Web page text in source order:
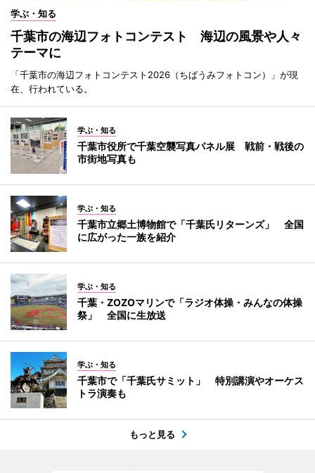
学ぶ・知る
千葉市の海辺フォトコンテスト 海辺の風景や人々
テーマに
「千葉市の海辺フォトコンテスト2026（ちばうみフォトコン）」が現
在、行われている。
学ぶ・知る
千葉市役所で千葉空襲写真パネル展 戦前・戦後の
市街地写真も
学ぶ・知る
千葉市立郷土博物館で「千葉氏リターンズ」 全国
に広がった一族を紹介
学ぶ・知る
千葉・ZOZOマリンで「ラジオ体操・みんなの体操
祭」 全国に生放送
学ぶ・知る
千葉市で「千葉氏サミット」 特別講演やオーケス
トラ演奏も
もっと見る